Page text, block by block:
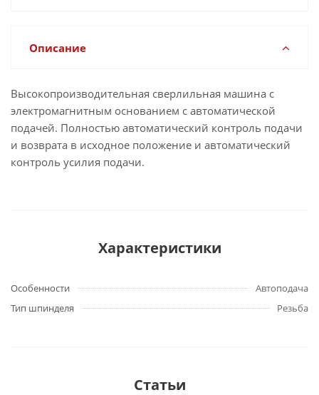
Описание
Высокопроизводительная сверлильная машина с
электромагнитным основанием с автоматической
подачей. Полностью автоматический контроль подачи
и возврата в исходное положение и автоматический
контроль усилия подачи.
Характеристики
Особенности
Автоподача
Тип шпинделя
Резьба
Статьи